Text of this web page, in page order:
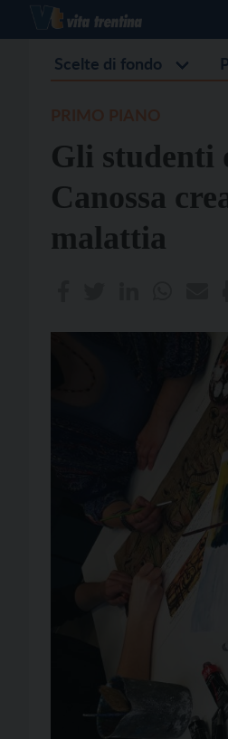
Scelte di fondo
Gli studenti
Canossa
malattia